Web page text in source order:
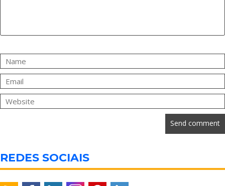
REDES SOCIAIS